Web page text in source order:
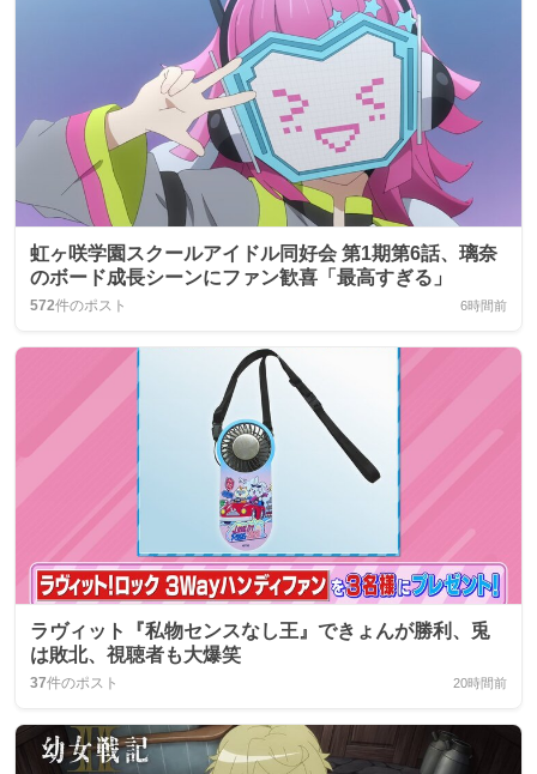
虹ヶ咲学園スクールアイドル同好会 第1期第6話、璃奈
のボード成長シーンにファン歓喜「最高すぎる」
572件のポスト 6時間前
ラヴィット『私物センスなし王』できょんが勝利、兎
は敗北、視聴者も大爆笑
37件のポスト 20時間前